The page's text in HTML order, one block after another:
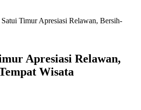
Satui Timur Apresiasi Relawan, Bersih-
Apresiasi Relawan,
Wisata